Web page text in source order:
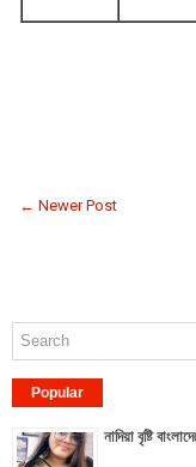
← Newer Post
Popular
নাদিয়া বৃষ্টি